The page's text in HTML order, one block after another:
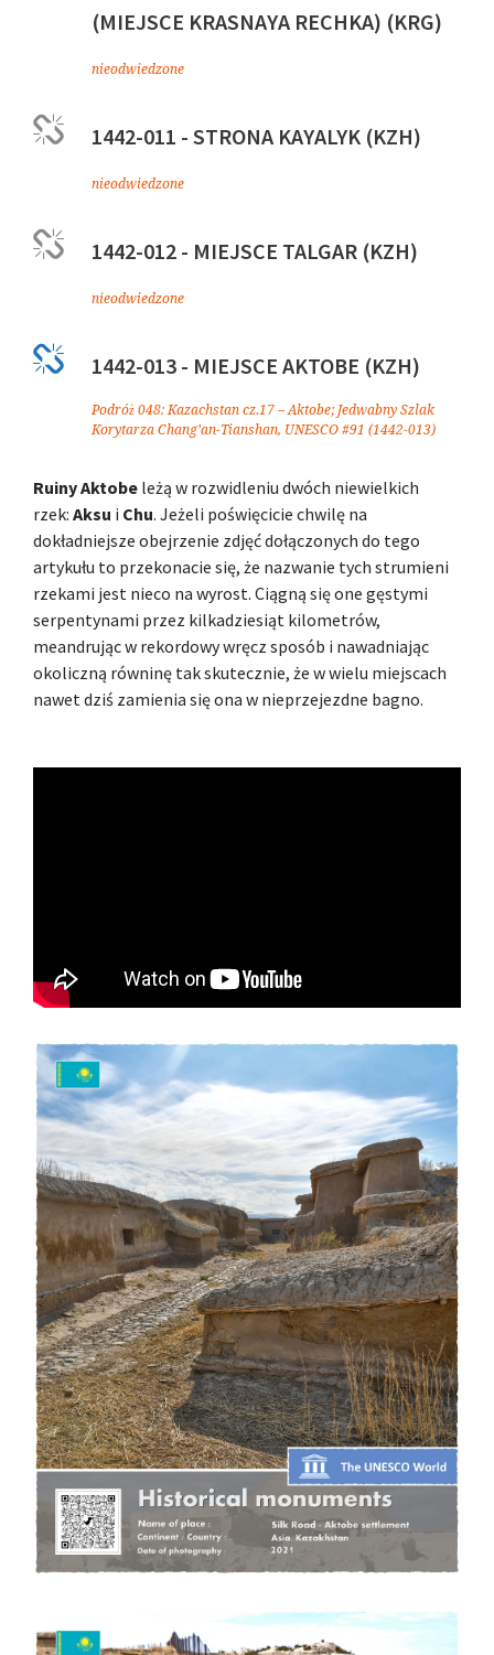
(MIEJSCE KRASNAYA RECHKA) (KRG)
nieodwiedzone
1442-011 - STRONA KAYALYK (KZH)
nieodwiedzone
1442-012 - MIEJSCE TALGAR (KZH)
nieodwiedzone
1442-013 - MIEJSCE AKTOBE (KZH)
Podróż 048: Kazachstan cz.17 – Aktobe; Jedwabny Szlak
Korytarza Chang’an-Tianshan, UNESCO #91 (1442-013)
Ruiny Aktobe leżą w rozwidleniu dwóch niewielkich
rzek: Aksu i Chu. Jeżeli poświęcicie chwilę na
dokładniejsze obejrzenie zdjęć dołączonych do tego
artykułu to przekonacie się, że nazwanie tych strumieni
rzekami jest nieco na wyrost. Ciągną się one gęstymi
serpentynami przez kilkadziesiąt kilometrów,
meandrując w rekordowy wręcz sposób i nawadniając
okoliczną równinę tak skutecznie, że w wielu miejscach
nawet dziś zamienia się ona w nieprzejezdne bagno.